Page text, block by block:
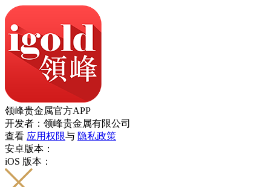
领峰贵金属官方APP
开发者：领峰贵金属有限公司
查看 应用权限与 隐私政策
安卓版本：
iOS 版本：